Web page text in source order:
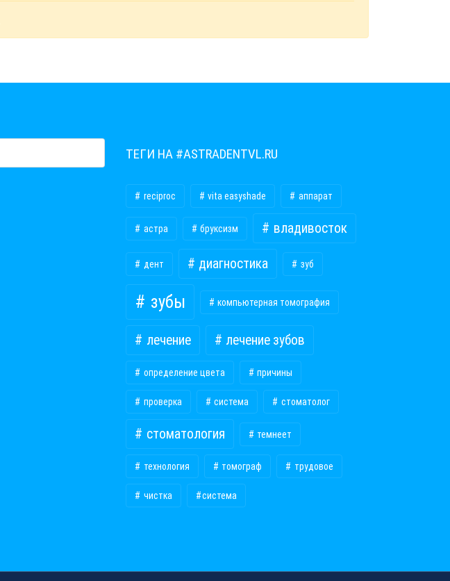
ТЕГИ НА #ASTRADENTVL.RU
reciproc vita easyshade аппарат
астра бруксизм владивосток
дент диагностика зуб
зубы компьютерная томография
лечение лечение зубов
определение цвета причины
проверка система стоматолог
стоматология темнеет
технология томограф трудовое
чистка ​система